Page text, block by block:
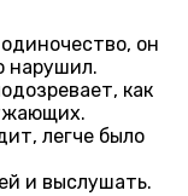
он
нарушил.
как
легче было
и выслушать.